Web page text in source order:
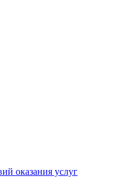
оказания услуг